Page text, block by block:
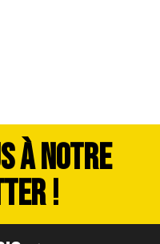
À NOTRE
!